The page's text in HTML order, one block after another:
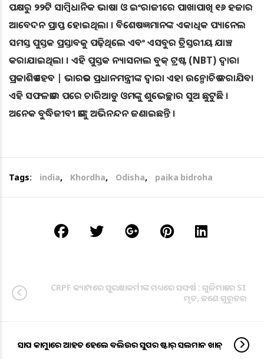
ପକ୍ଷରୁ ୨୨ଟି ସାମ୍ବିଧାନିକ ଭାଷା ଓ ଇଂରାଜୀରେ ପାଖାପାଖି ୧୬ ହଜାର
ଆବେଦନ ପ୍ରାପ୍ତ ହୋଇଥିଲା । ବିଶେଷଜ୍ଞମାନଙ୍କ ଏକାଧିକ ପ୍ୟାନେଲ
ସମସ୍ତ ପୁସ୍ତକ ପ୍ରସ୍ତାବକୁ ପଢ଼ିଥିଲେ ଏବଂ ଏସବୁର ତ୍ରିସ୍ତରୀୟ ଯାଞ୍ଚ
କରାଯାଇଥିଲା । ଏହି ପୁସ୍ତକ ନ୍ୟାସନାଲ ବୁକ୍ ଟ୍ରଷ୍ଟ (NBT) ଦ୍ୱାରା
ପ୍ରକାଶିତ ହେବ | ଭାରତର ପ୍ରଧାନମନ୍ତ୍ରୀଙ୍କ ଦ୍ୱାରା ଏହା ଉନ୍ମୋଚିତ କରାଯିବ।
ଏହି ସଫଳତାର ପରେ ଚାରିଆଡୁ ଓମଙ୍କୁ ଶୁଭେଚ୍ଛାର ସୁଅ ଛୁଟୁଛି ।
ଅନେକ ବୁଦ୍ଧିଜୀବୀ ତାଙ୍କୁ ଅଭିନନ୍ଦନ ଜଣାଇଛନ୍ତି ।
Tags: india, Khordha, Odisha, paika bidroha
CRPF କ୍ୟାମ୍ପରେ ସୁରକ୍ଷାକର୍ମୀଙ୍କ ମଧ୍ୟରେ ସଙ୍ଘର୍ଷ : ଗୁଳିମାଡରେ SI
ମୃତ, ଜଣେ ଗୁରୁତର
ସାପ କାମୁଡାରେ ଆହତ ହେଲେ ବଲିଉଡର ସୁପର ଷ୍ଟାର୍ ସଲମାନ ଖାନ୍